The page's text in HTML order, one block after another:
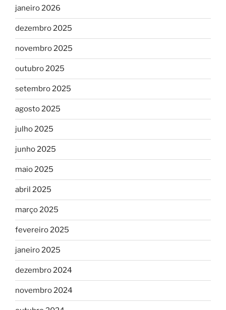
janeiro 2026
dezembro 2025
novembro 2025
outubro 2025
setembro 2025
agosto 2025
julho 2025
junho 2025
maio 2025
abril 2025
março 2025
fevereiro 2025
janeiro 2025
dezembro 2024
novembro 2024